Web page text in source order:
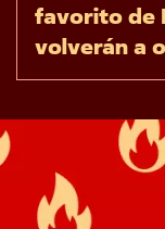
favorito de
volverán a